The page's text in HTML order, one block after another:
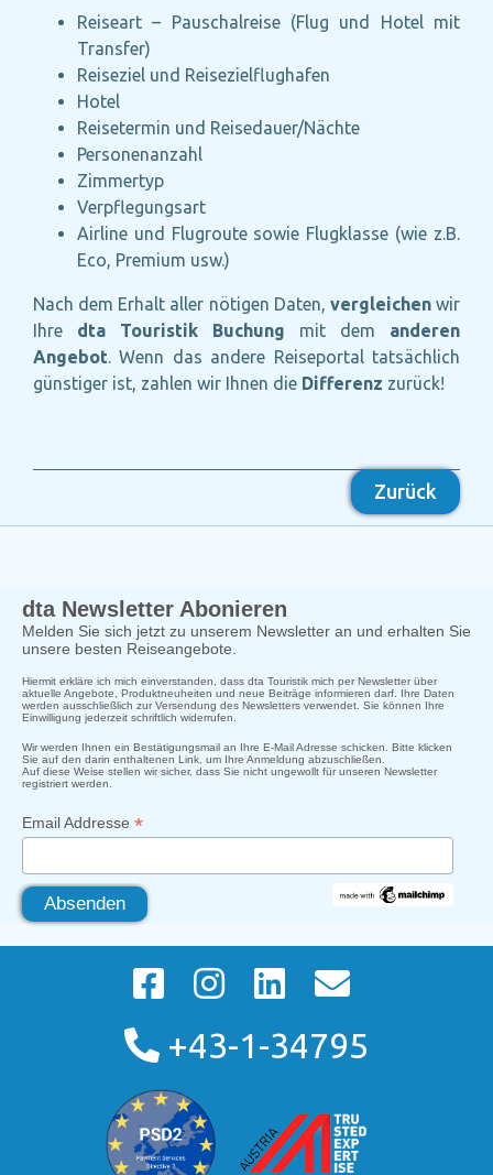
Reiseart – Pauschalreise (Flug und Hotel mit
Transfer)
Reiseziel und Reisezielflughafen
Hotel
Reisetermin und Reisedauer/Nächte
Personenanzahl
Zimmertyp
Verpflegungsart
Airline und Flugroute sowie Flugklasse (wie z.B.
Eco, Premium usw.)
Nach dem Erhalt aller nötigen Daten, vergleichenwir
Ihre dta Touristik Buchung mit dem anderen
Angebot. Wenn das andere Reiseportal tatsächlich
günstiger ist, zahlen wir Ihnen die Differenz zurück!
Zurück
dta Newsletter Abonieren
Melden Sie sich jetzt zu unserem Newsletter an und erhalten Sie
unsere besten Reiseangebote.
Hiermit erkläre ich mich einverstanden, dass dta Touristik mich per Newsletter über
aktuelle Angebote, Produktneuheiten und neue Beiträge informieren darf. Ihre Daten
werden ausschließlich zur Versendung des Newsletters verwendet. Sie können Ihre
Einwilligung jederzeit schriftlich widerrufen.
Wir werden Ihnen ein Bestätigungsmail an Ihre E-Mail Adresse schicken. Bitte klicken
Sie auf den darin enthaltenen Link, um Ihre Anmeldung abzuschließen.
Auf diese Weise stellen wir sicher, dass Sie nicht ungewollt für unseren Newsletter
registriert werden.
Email Addresse *
+43-1-34795